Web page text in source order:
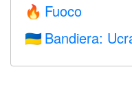
🔥 Fuoco
🇺🇦 Bandiera: